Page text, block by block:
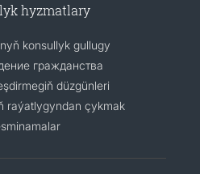
hyzmatlary
konsullyk gullugy
гражданства
düzgünleri
raýatlygyndan çykmak